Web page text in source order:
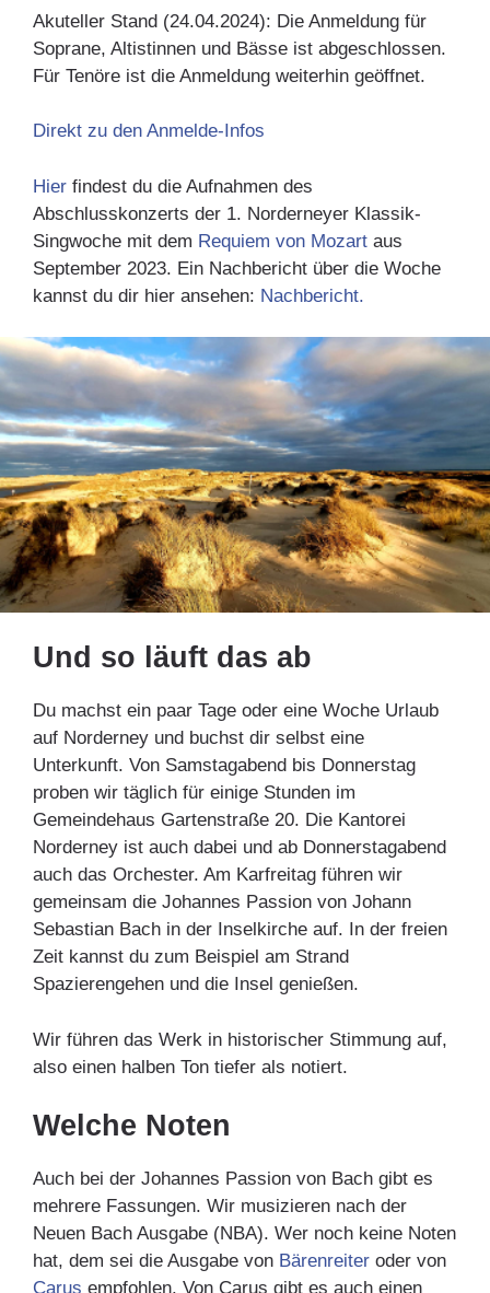
Akuteller Stand (24.04.2024): Die Anmeldung für
Soprane, Altistinnen und Bässe ist abgeschlossen.
Für Tenöre ist die Anmeldung weiterhin geöffnet.
Direkt zu den Anmelde-Infos
Hier findest du die Aufnahmen des
Abschlusskonzerts der 1. Norderneyer Klassik-
Singwoche mit dem Requiem von Mozart aus
September 2023. Ein Nachbericht über die Woche
kannst du dir hier ansehen: Nachbericht.
Und so läuft das ab
Du machst ein paar Tage oder eine Woche Urlaub
auf Norderney und buchst dir selbst eine
Unterkunft. Von Samstagabend bis Donnerstag
proben wir täglich für einige Stunden im
Gemeindehaus Gartenstraße 20. Die Kantorei
Norderney ist auch dabei und ab Donnerstagabend
auch das Orchester. Am Karfreitag führen wir
gemeinsam die Johannes Passion von Johann
Sebastian Bach in der Inselkirche auf. In der freien
Zeit kannst du zum Beispiel am Strand
Spazierengehen und die Insel genießen.
Wir führen das Werk in historischer Stimmung auf,
also einen halben Ton tiefer als notiert.
Welche Noten
Auch bei der Johannes Passion von Bach gibt es
mehrere Fassungen. Wir musizieren nach der
Neuen Bach Ausgabe (NBA). Wer noch keine Noten
hat, dem sei die Ausgabe von Bärenreiter oder von
Carus empfohlen. Von Carus gibt es auch einen